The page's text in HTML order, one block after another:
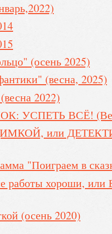
(осень 2025)
(весна, 2025)
2022)
УСПЕТЬ ВСЁ!
или
"Поиграем в
работы хороши, или
(осень 2020)